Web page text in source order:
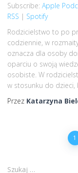
Listen Notes
RSS FEED
LINK
Subscribe: Apple
RSS | Spotify
Rodzicielstwo to po
codziennie, w
oznacza dla osoby
oparciu o swoją
osobiste. W
w stosunku do
Przez Katarzyna
wpisów
1
Szukaj …